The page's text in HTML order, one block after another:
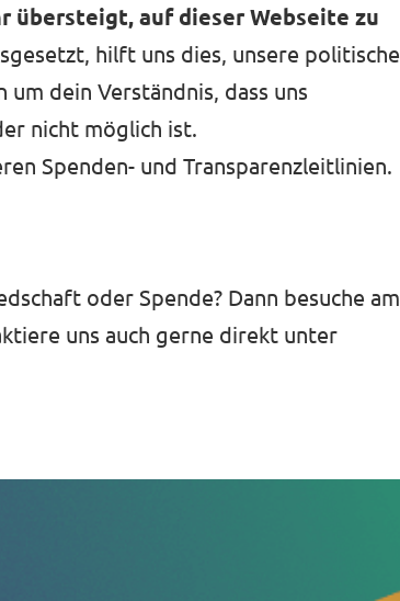
übersteigt, auf dieser Webseite zu
hilft uns dies, unsere politische
dein Verständnis, dass uns
nicht möglich ist.
Spenden- und Transparenzleitlinien.
oder Spende? Dann besuche am
uns auch gerne direkt unter